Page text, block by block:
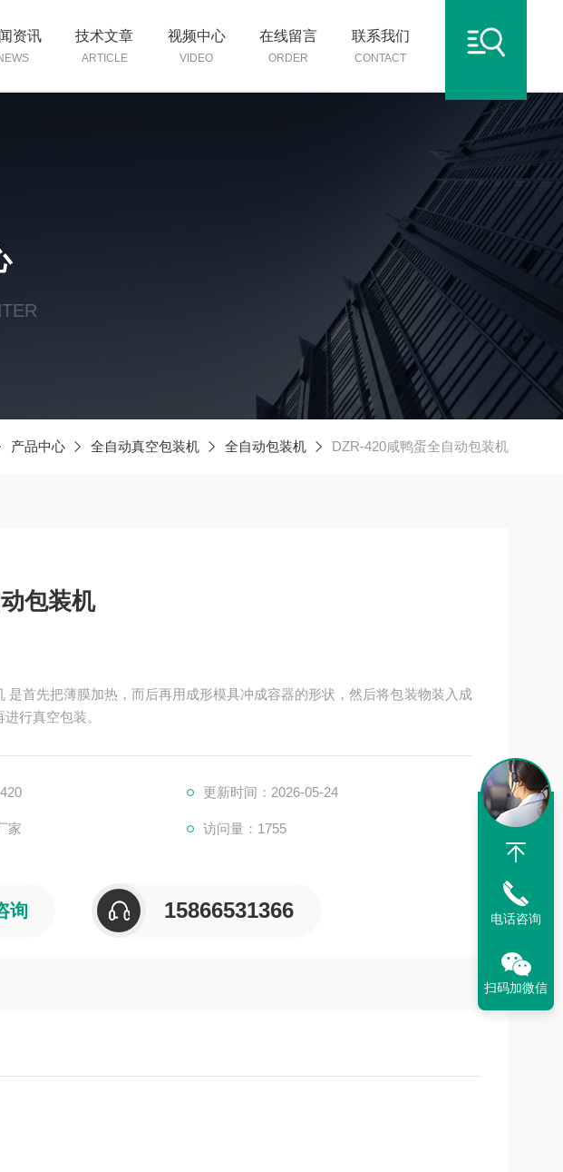
资讯 技术文章
ARTICLE
视频中心
VIDEO
在线留言
ORDER
联系我们
CONTACT
产品中心 全自动真空包装机 全自动包装机 DZR-420咸鸭蛋全自动包装机
包装机
是首先把薄膜加热，而后再用成形模具冲成容器的形状，然后将包装物装入成
行真空包装。
更新时间：2026-05-24
家 访问量：1755
询 15866531366 电话咨询
扫码加微信